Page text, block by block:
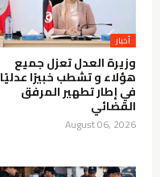
أخبار
وزيرة العدل تعزل جميع
هؤلاء و تشطب خبيرًا عدليًا
في إطار تطهير المرفق
القضائي
August 06, 2026